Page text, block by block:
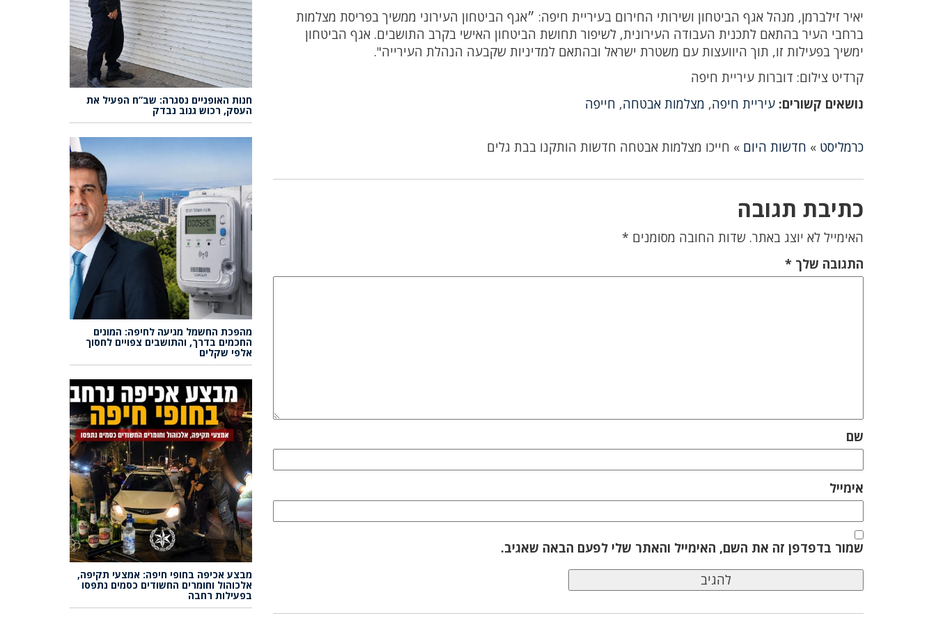
יאיר זילברמן, מנהל אגף הביטחון ושירותי החירום בעיריית חיפה: ״אגף הביטחון העירוני ממשיך בפריסת מצלמות
ברחבי העיר בהתאם לתכנית העבודה העירונית, לשיפור תחושת הביטחון האישי בקרב התושבים. אגף הביטחון
ימשיך בפעילות זו, תוך היוועצות עם משטרת ישראל ובהתאם למדיניות שקבעה הנהלת העירייה".
קרדיט צילום: דוברות עיריית חיפה
נושאים קשורים:עיריית חיפה, מצלמות אבטחה, חייפה
כרמליסט » חדשות היום » חייכו מצלמות אבטחה חדשות הותקנו בבת גלים
כתיבת תגובה
האימייל לא יוצג באתר. שדות החובה מסומנים *
התגובה שלך*
שם
אימייל
שמור בדפדפן זה את השם, האימייל והאתר שלי לפעם הבאה שאגיב.
חנות האופניים נסגרה: שב”ח הפעיל את
העסק, רכוש גנוב נבדק
מהפכת החשמל מגיעה לחיפה: המונים
החכמים בדרך, והתושבים צפויים לחסוך
אלפי שקלים
מבצע אכיפה בחופי חיפה: אמצעי תקיפה,
אלכוהול וחומרים החשודים כסמים נתפסו
בפעילות רחבה